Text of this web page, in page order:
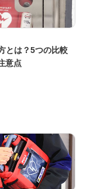
とは？5つの比較
意点